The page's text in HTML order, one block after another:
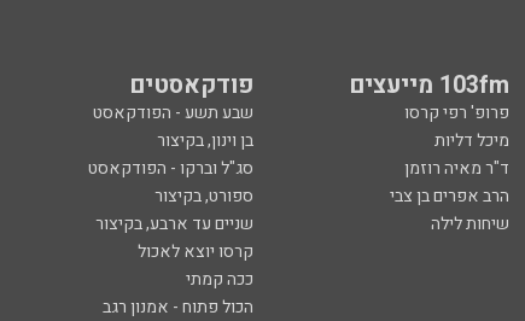
103fm מייעצים פודקאסטים
פרופ' רפי קרסו שבע תשע - הפודקאסט
מיכל דליות בן וינון, בקיצור
ד"ר מאיה רוזמן סג"ל וברקו - הפודקאסט
הרב אפרים בן צבי ספורט, בקיצור
שיחות לילה שניים עד ארבע, בקיצור
קרסו יוצא לאכול
ככה קמתי
הכול פתוח - אמנון רגב